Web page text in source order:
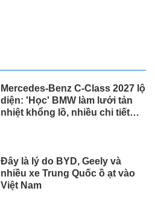
Mercedes-Benz C-Class 2027 lộ
diện: 'Học' BMW làm lưới tản
nhiệt khổng lồ, nhiều chi tiết
Đây là lý do BYD, Geely và
nhiều xe Trung Quốc ồ ạt vào
Việt Nam